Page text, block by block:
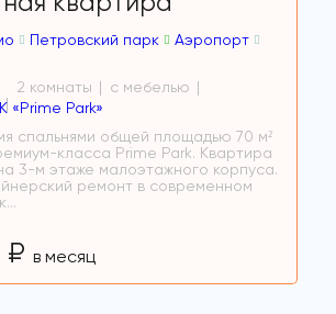
Петровский парк
Аэропорт
2 комнаты
с мебелью
«Prime Park»
спальнями общей площадью 70 м²
класса Prime Park. Квартира
3-м этаже малоэтажного корпуса.
ремонт в современном
₽ в месяц